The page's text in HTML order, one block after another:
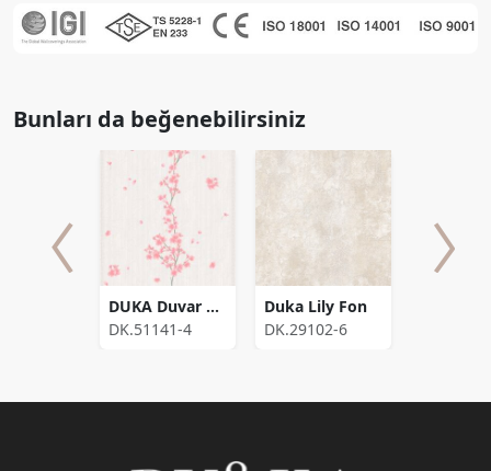
Bunları da beğenebilirsiniz
DUKA Duvar Kağıdı 350 Gramaj Aria Cherry DK.51141-4 Kaplama Alanı (10,6 m2)
DK.51141-4
Duka Lily Fon
DK.29102-6